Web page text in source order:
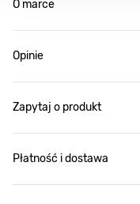
O marce
Opinie
Zapytaj o produkt
Płatność i dostawa